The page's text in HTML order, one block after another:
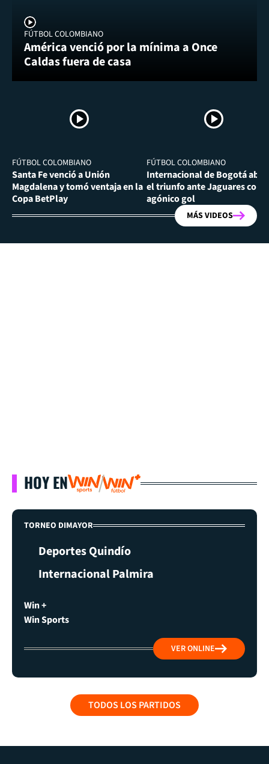
FÚTBOL COLOMBIANO
América venció por la mínima a Once
Caldas fuera de casa
FÚTBOL COLOMBIANO
Santa Fe venció a Unión
Magdalena y tomó ventaja en la
Copa BetPlay
FÚTBOL COLOMBIANO
Internacional de Bogotá
el triunfo ante Jaguares con
agónico gol
MÁS VIDEOS
HOY EN
TORNEO DIMAYOR
Deportes Quindío
Internacional Palmira
Win +
Win Sports
VER ONLINE
TODOS LOS PARTIDOS